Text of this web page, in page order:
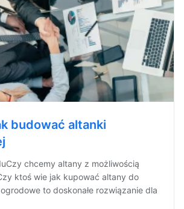
budować altanki
chcemy altany z możliwością
ktoś wie jak kupować altany do
to doskonałe rozwiązanie dla